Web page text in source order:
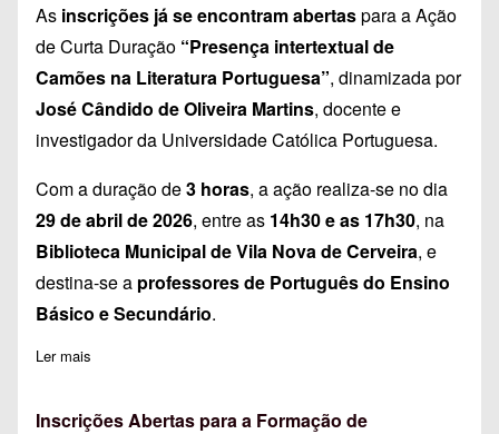
As inscrições já se encontram abertaspara aAção
de Curta Duração “Presença intertextual de
Camões na Literatura Portuguesa”, dinamizada por
José Cândido de Oliveira Martins, docente e
investigador da Universidade Católica Portuguesa.
Com a duração de3 horas, a ação realiza-se no dia
29 de abril de 2026, entre as 14h30 e as 17h30, na
Biblioteca Municipal de Vila Nova de Cerveira, e
destina-se a professores de Português do Ensino
Básico e Secundário.
Ler mais
Inscrições Abertas para a Formação de